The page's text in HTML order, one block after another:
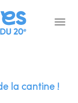
la cantine !